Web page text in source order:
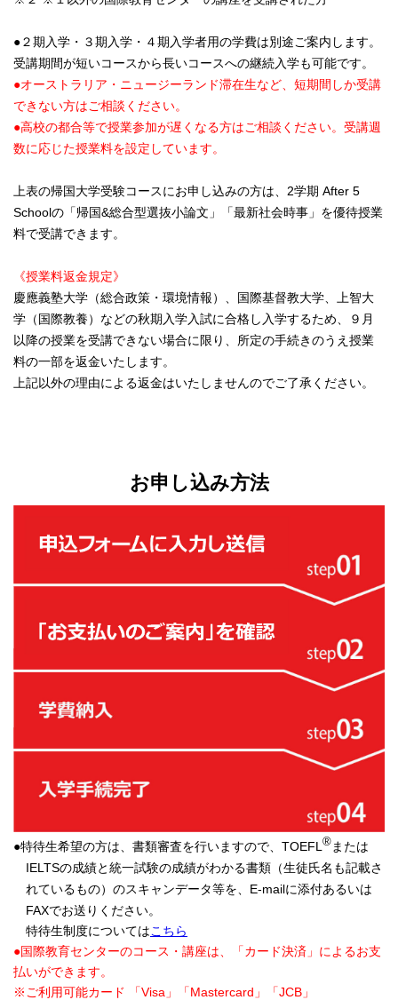
●２期入学・３期入学・４期入学者用の学費は別途ご案内します。
受講期間が短いコースから長いコースへの継続入学も可能です。
●オーストラリア・ニュージーランド滞在生など、短期間しか受講
できない方はご相談ください。
●高校の都合等で授業参加が遅くなる方はご相談ください。受講週
数に応じた授業料を設定しています。
上表の帰国大学受験コースにお申し込みの方は、2学期 After 5
Schoolの「帰国&総合型選抜小論文」「最新社会時事」を優待授業
料で受講できます。
《授業料返金規定》
慶應義塾大学（総合政策・環境情報）、国際基督教大学、上智大
学（国際教養）などの秋期入学入試に合格し入学するため、９月
以降の授業を受講できない場合に限り、所定の手続きのうえ授業
料の一部を返金いたします。
上記以外の理由による返金はいたしませんのでご了承ください。
お申し込み方法
●特待生希望の方は、書類審査を行いますので、TOEFL ® または
IELTSの成績と統一試験の成績がわかる書類（生徒氏名も記載さ
れているもの）のスキャンデータ等を、E-mailに添付あるいは
FAXでお送りください。
特待生制度についてはこちら
●国際教育センターのコース・講座は、「カード決済」によるお支
払いができます。
※ご利用可能カード 「Visa」「Mastercard」「JCB」